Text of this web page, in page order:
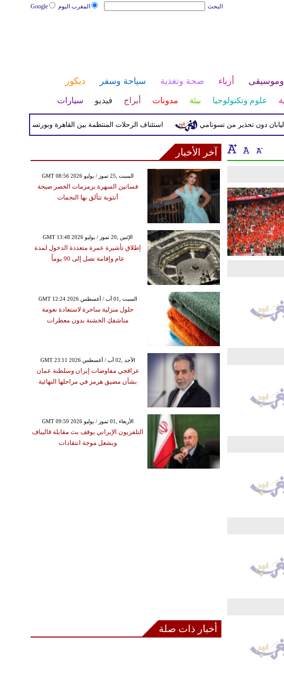
المغرب اليوم Google البحث
أزياء صحة وتغذية سياحة وسفر ديكور
علوم وتكنولوجيا بيئة مدونات أبراج فيديو سيارات
استئناف الرحلات المنتظمة بين القاهرة وبورتسودان بواقع 5 رحلات أسبوعيا
آخر الأخبار
GMT 08:56 2026 السبت ,25 تموز / يوليو
فساتين السهرة بزمزمات الخصر صيحة
أنثوية تتألق بها النجمات
GMT 13:48 2026 الإثنين ,20 تموز / يوليو
إطلاق تأشيرة عمرة متعددة الدخول لمدة
عام وإقامة تصل إلى 90 يوماً
GMT 12:24 2026 السبت ,01 آب / أغسطس
حلول منزلية ساحرة لاستعادة نعومة
مناشفكِ الخشنة بدون معطرات
GMT 23:11 2026 الأحد ,02 آب / أغسطس
عراقجي مفاوضات إيران وسلطنة عمان
بشأن مضيق هرمز في مراحلها النهائية
GMT 09:59 2026 الأربعاء ,01 تموز / يوليو
التلفزيون الإيراني يوقف بث مقابلة قاليباف
ويشعل موجة انتقادات
أخبار ذات صلة